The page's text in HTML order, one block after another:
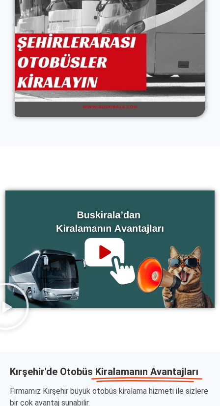
Kırşehir'de Otobüs Kiralamanın Avantajları
Firmamız Kırşehir büyük otobüs kiralama hizmeti ile sizlere
bir çok avantaj sunabilir.